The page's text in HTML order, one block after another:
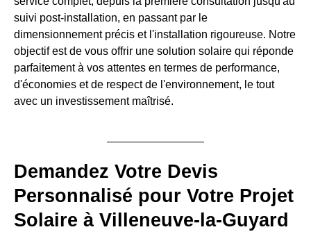
suivi post-installation, en passant par le
dimensionnement précis et l'installation rigoureuse. Notre
objectif est de vous offrir une solution solaire qui réponde
parfaitement à vos attentes en termes de performance,
d'économies et de respect de l'environnement, le tout
avec un investissement maîtrisé.
Demandez Votre Devis
Personnalisé pour Votre Projet
Solaire à Villeneuve-la-Guyard